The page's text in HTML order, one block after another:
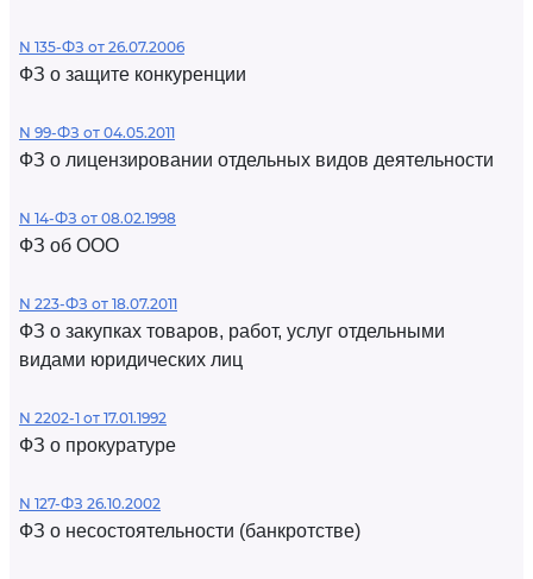
N 135-ФЗ от 26.07.2006
ФЗ о защите конкуренции
N 99-ФЗ от 04.05.2011
ФЗ о лицензировании отдельных видов деятельности
N 14-ФЗ от 08.02.1998
ФЗ об ООО
N 223-ФЗ от 18.07.2011
ФЗ о закупках товаров, работ, услуг отдельными
видами юридических лиц
N 2202-1 от 17.01.1992
ФЗ о прокуратуре
N 127-ФЗ 26.10.2002
ФЗ о несостоятельности (банкротстве)